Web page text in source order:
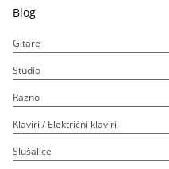
Blog
Gitare
Studio
Razno
Klaviri / Električni klaviri
Slušalice